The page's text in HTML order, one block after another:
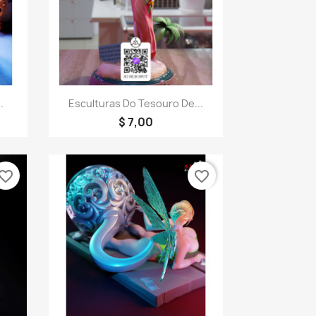
Visualização rápida
Esculturas Do Tesouro De...
$ 7,00
favorite_border